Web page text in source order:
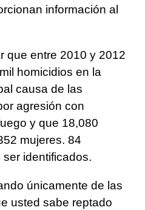
información al
que entre 2010 y 2012
homicidios en la
causa de las
agresión con
y que 18,080
mujeres. 84
identificados.
únicamente de las
usted sabe reptado